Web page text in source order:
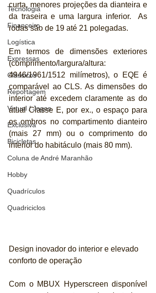
Tecnologia
Financeiro
Logística
Expressas
Clássicos
Reportagem
Virtual / Jogos
Exclusiva
Bicicletas
Coluna de André Maranhão
Hobby
Quadrículos
Quadriciclos
curta, menores projeções da dianteira e
da traseira e uma largura inferior.  As
rodas são de 19 até 21 polegadas.
Em termos de dimensões exteriores
(comprimento/largura/altura:
4946/1961/1512 milímetros), o EQE é
comparável ao CLS. As dimensões do
interior até excedem claramente as do
atual Classe E, por ex., o espaço para
os ombros no compartimento dianteiro
(mais 27 mm) ou o comprimento do
interior do habitáculo (mais 80 mm).
Design inovador do interior e elevado
conforto de operação
Com o MBUX Hyperscreen disponível